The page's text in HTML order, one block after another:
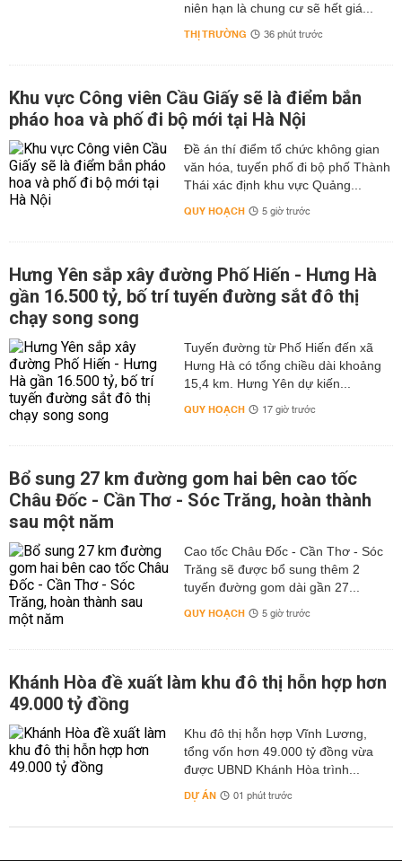
niên hạn là chung cư sẽ hết giá...
THỊ TRƯỜNG 36 phút trước
Khu vực Công viên Cầu Giấy sẽ là điểm bắn
pháo hoa và phố đi bộ mới tại Hà Nội
Đề án thí điểm tổ chức không gian
văn hóa, tuyến phố đi bộ phố Thành
Thái xác định khu vực Quảng...
QUY HOẠCH 5 giờ trước
Hưng Yên sắp xây đường Phố Hiến - Hưng Hà
gần 16.500 tỷ, bố trí tuyến đường sắt đô thị
chạy song song
Tuyến đường từ Phố Hiến đến xã
Hưng Hà có tổng chiều dài khoảng
15,4 km. Hưng Yên dự kiến...
QUY HOẠCH 17 giờ trước
Bổ sung 27 km đường gom hai bên cao tốc
Châu Đốc - Cần Thơ - Sóc Trăng, hoàn thành
sau một năm
Cao tốc Châu Đốc - Cần Thơ - Sóc
Trăng sẽ được bổ sung thêm 2
tuyến đường gom dài gần 27...
QUY HOẠCH 5 giờ trước
Khánh Hòa đề xuất làm khu đô thị hỗn hợp hơn
49.000 tỷ đồng
Khu đô thị hỗn hợp Vĩnh Lương,
tổng vốn hơn 49.000 tỷ đồng vừa
được UBND Khánh Hòa trình...
DỰ ÁN 01 phút trước